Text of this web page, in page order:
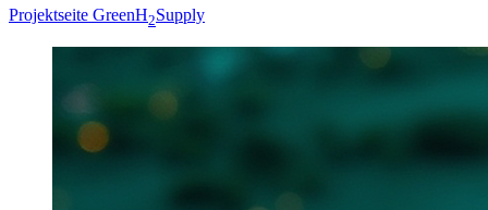
Projektseite GreenH2Supply